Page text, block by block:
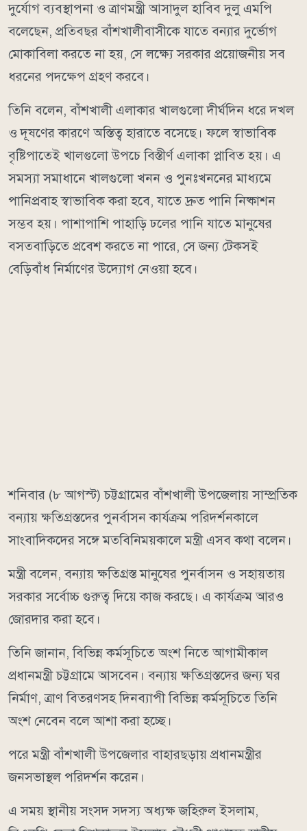
দুর্যোগ ব্যবস্থাপনা ও ত্রাণমন্ত্রী আসাদুল হাবিব দুলু এমপি
বলেছেন, প্রতিবছর বাঁশখালীবাসীকে যাতে বন্যার দুর্ভোগ
মোকাবিলা করতে না হয়, সে লক্ষ্যে সরকার প্রয়োজনীয় সব
ধরনের পদক্ষেপ গ্রহণ করবে।
তিনি বলেন, বাঁশখালী এলাকার খালগুলো দীর্ঘদিন ধরে দখল
ও দূষণের কারণে অস্তিত্ব হারাতে বসেছে। ফলে স্বাভাবিক
বৃষ্টিপাতেই খালগুলো উপচে বিস্তীর্ণ এলাকা প্লাবিত হয়। এ
সমস্যা সমাধানে খালগুলো খনন ও পুনঃখননের মাধ্যমে
পানিপ্রবাহ স্বাভাবিক করা হবে, যাতে দ্রুত পানি নিষ্কাশন
সম্ভব হয়। পাশাপাশি পাহাড়ি ঢলের পানি যাতে মানুষের
বসতবাড়িতে প্রবেশ করতে না পারে, সে জন্য টেকসই
বেড়িবাঁধ নির্মাণের উদ্যোগ নেওয়া হবে।
শনিবার (৮ আগস্ট) চট্টগ্রামের বাঁশখালী উপজেলায় সাম্প্রতিক
বন্যায় ক্ষতিগ্রস্তদের পুনর্বাসন কার্যক্রম পরিদর্শনকালে
সাংবাদিকদের সঙ্গে মতবিনিময়কালে মন্ত্রী এসব কথা বলেন।
মন্ত্রী বলেন, বন্যায় ক্ষতিগ্রস্ত মানুষের পুনর্বাসন ও সহায়তায়
সরকার সর্বোচ্চ গুরুত্ব দিয়ে কাজ করছে। এ কার্যক্রম আরও
জোরদার করা হবে।
তিনি জানান, বিভিন্ন কর্মসূচিতে অংশ নিতে আগামীকাল
প্রধানমন্ত্রী চট্টগ্রামে আসবেন। বন্যায় ক্ষতিগ্রস্তদের জন্য ঘর
নির্মাণ, ত্রাণ বিতরণসহ দিনব্যাপী বিভিন্ন কর্মসূচিতে তিনি
অংশ নেবেন বলে আশা করা হচ্ছে।
পরে মন্ত্রী বাঁশখালী উপজেলার বাহারছড়ায় প্রধানমন্ত্রীর
জনসভাস্থল পরিদর্শন করেন।
এ সময় স্থানীয় সংসদ সদস্য অধ্যক্ষ জহিরুল ইসলাম,